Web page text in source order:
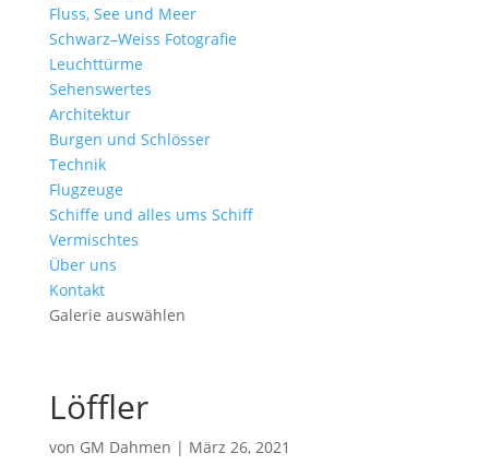
Fluss, See und Meer
Schwarz–Weiss Fotografie
Leuchttürme
Sehenswertes
Architektur
Burgen und Schlösser
Technik
Flugzeuge
Schiffe und alles ums Schiff
Vermischtes
Über uns
Kontakt
Galerie auswählen
Löffler
von GM Dahmen | März 26, 2021